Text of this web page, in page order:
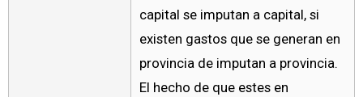
capital se imputan a capital, si
existen gastos que se generan en
provincia de imputan a provincia.
El hecho de que estes en